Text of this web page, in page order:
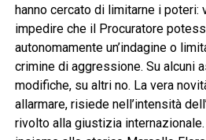
hanno cercato di limitarne i poteri:
impedire che il Procuratore
autonomamente un’indagine o
crimine di aggressione. Su alcuni
modifiche, su altri no. La vera
allarmare, risiede nell’intensità
rivolto alla giustizia